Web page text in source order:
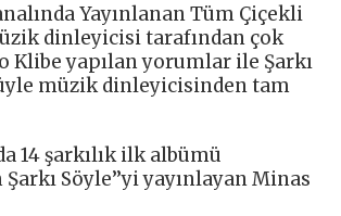
Yayınlanan Tüm Çiçekli
dinleyicisi tarafından çok
Klibe yapılan yorumlar ile Şarkı
müzik dinleyicisinden tam
14 şarkılık ilk albümü
Şarkı Söyle’’yi yayınlayan Minas